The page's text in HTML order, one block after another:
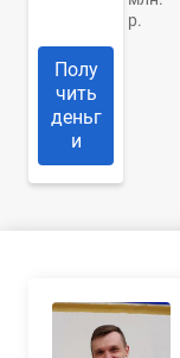
р.
Полу
чить
деньг
и